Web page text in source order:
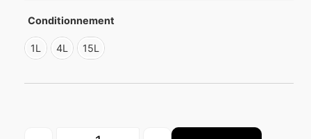
Conditionnement
1L 4L 15L